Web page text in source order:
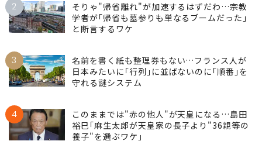
2
そりゃ"帰省離れ"が加速するはずだわ…宗教
学者が｢帰省も墓参りも単なるブームだった｣
と断言するワケ
3
名前を書く紙も整理券もない…フランス人が
日本みたいに｢行列｣に並ばないのに｢順番｣を
守れる謎システム
4
このままでは"赤の他人"が天皇になる…島田
裕巳｢麻生太郎が天皇家の長子より"36親等の
養子"を選ぶワケ｣